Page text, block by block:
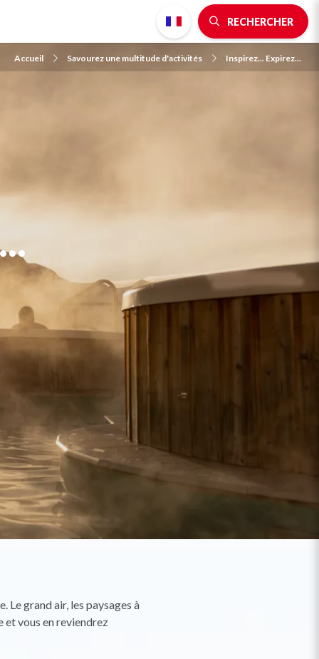
RECHERCHER
Accueil Savourez une multitude d'activités Inspirez... Expirez...
Le grand air, les paysages à
et vous en reviendrez